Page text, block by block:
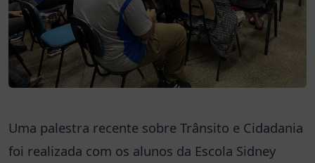
Uma palestra recente sobre Trânsito e Cidadania
foi realizada com os alunos da Escola Sidney